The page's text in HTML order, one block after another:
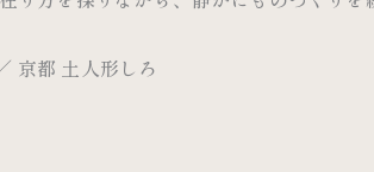
京都 土人形しろ